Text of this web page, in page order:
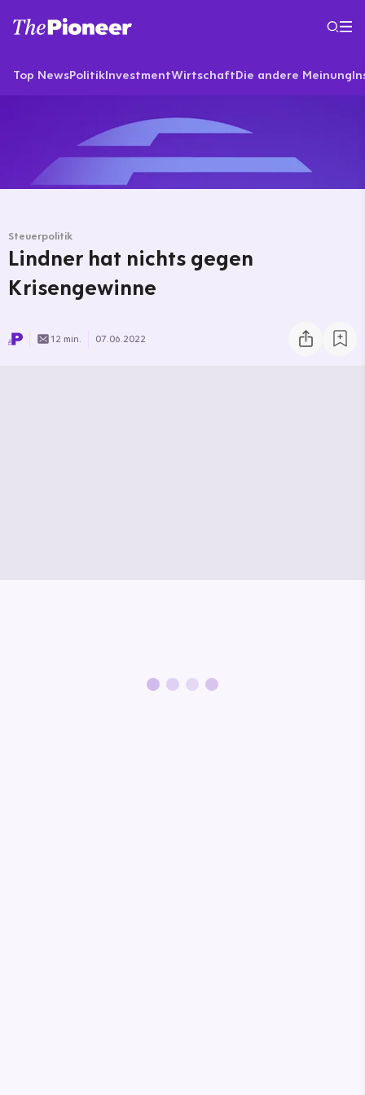
Top NewsPolitikInvestmentWirtschaftDie andere Meinung
Steuerpolitik
Lindner hat nichts gegen
Krisengewinne
12 min. 07.06.2022